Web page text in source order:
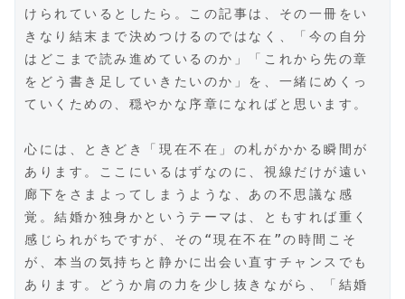
けられているとしたら。この記事は、その一冊をい
きなり結末まで決めつけるのではなく、「今の自分
はどこまで読み進めているのか」「これから先の章
をどう書き足していきたいのか」を、一緒にめくっ
ていくための、穏やかな序章になればと思います。
心には、ときどき「現在不在」の札がかかる瞬間が
あります。ここにいるはずなのに、視線だけが遠い
廊下をさまよってしまうような、あの不思議な感
覚。結婚か独身かというテーマは、ともすれば重く
感じられがちですが、その“現在不在”の時間こそ
が、本当の気持ちと静かに出会い直すチャンスでも
あります。どうか肩の力を少し抜きながら、「結婚